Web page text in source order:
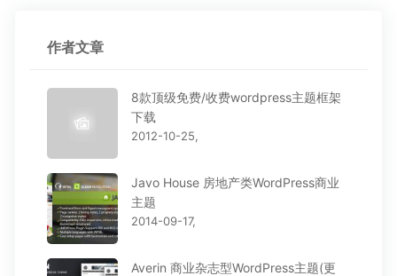
作者文章
8款顶级免费/收费wordpress主题框架
下载
2012-10-25,
Javo House 房地产类WordPress商业
主题
2014-09-17,
Averin 商业杂志型WordPress主题(更